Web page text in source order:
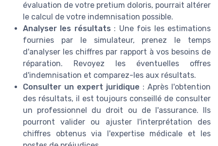
évaluation de votre pretium doloris, pourrait altérer
le calcul de votre indemnisation possible.
Analyser les résultats : Une fois les estimations
fournies par le simulateur, prenez le temps
d'analyser les chiffres par rapport à vos besoins de
réparation. Revoyez les éventuelles offres
d'indemnisation et comparez-les aux résultats.
Consulter un expert juridique : Après l'obtention
des résultats, il est toujours conseillé de consulter
un professionnel du droit ou de l'assurance. Ils
pourront valider ou ajuster l'interprétation des
chiffres obtenus via l'expertise médicale et les